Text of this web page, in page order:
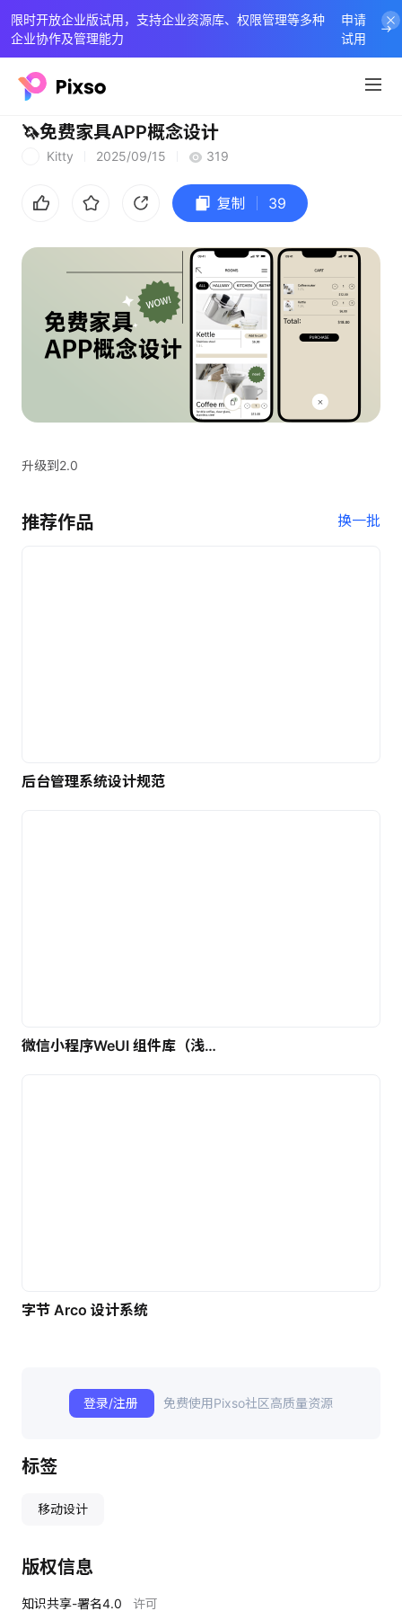
限时开放企业版试用，支持企业资源库、权限管理等多种
企业协作及管理能力
申请
试用
🦄免费家具APP概念设计
Kitty 2025/09/15 319
复制 39
升级到2.0
推荐作品 换一批
后台管理系统设计规范
微信小程序WeUI 组件库（浅色）| 免费UI设计素材
字节 Arco 设计系统
登录/注册 免费使用Pixso社区高质量资源
标签
移动设计
版权信息
知识共享-署名4.0 许可